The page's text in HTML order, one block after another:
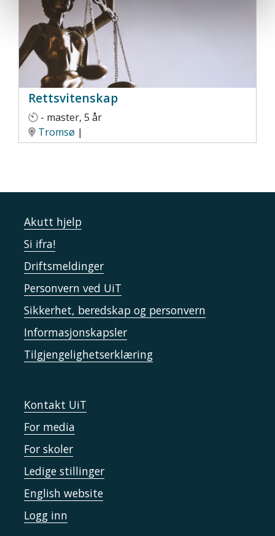
Rettsvitenskap
- master, 5 år
Tromsø |
Akutt hjelp
Si ifra!
Driftsmeldinger
Personvern ved UiT
Sikkerhet, beredskap og personvern
Informasjonskapsler
Tilgjengelighetserklæring
Kontakt UiT
For media
For skoler
Ledige stillinger
English website
Logg inn